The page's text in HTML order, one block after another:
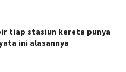
tiap stasiun kereta punya
ini alasannya